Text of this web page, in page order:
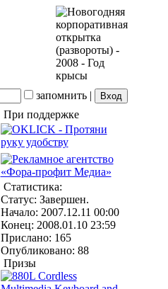
запомнить |
При поддержке
Статистика:
Статус: Завершен.
Начало: 2007.12.11 00:00
Конец: 2008.01.10 23:59
Прислано: 165
Опубликовано: 88
Призы